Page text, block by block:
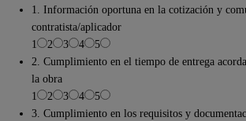
1. Información oportuna en la cotización y
contratista/aplicador
1
2 3 4
5
2. Cumplimiento en el tiempo de entrega
la obra
1
2 3 4
5
3. Cumplimiento en los requisitos y